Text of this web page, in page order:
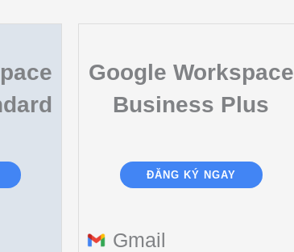
Google Workspace
Business Plus
ĐĂNG KÝ NGAY
Gmail